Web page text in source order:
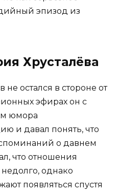
эпизод из
Хрусталёва
остался в стороне от
эфирах он с
юмора
и давал понять, что
о давнем
что отношения
однако
появляться спустя